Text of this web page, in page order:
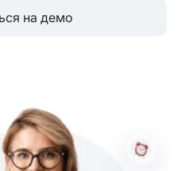
на демо